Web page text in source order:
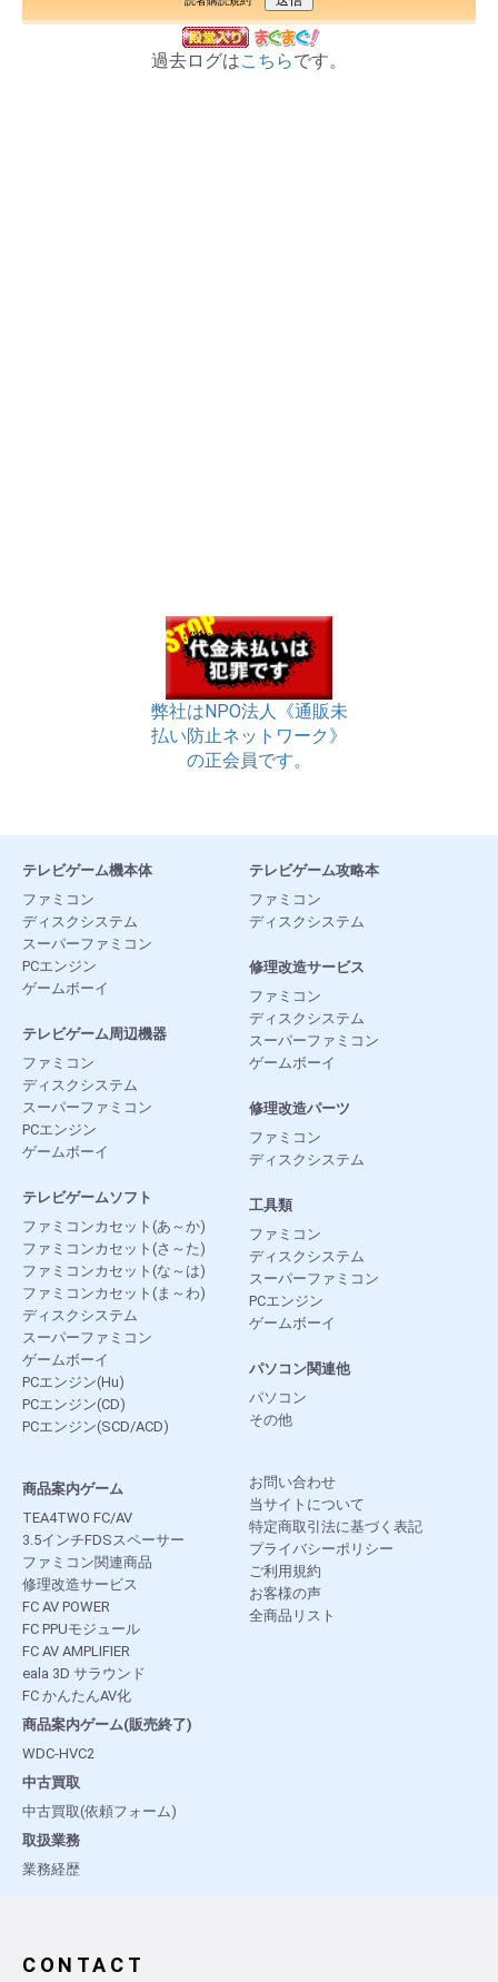
過去ログはこちらです。
弊社はNPO法人《通販未
払い防止ネットワーク》
の正会員です。
テレビゲーム機本体
ファミコン
ディスクシステム
スーパーファミコン
PCエンジン
ゲームボーイ
テレビゲーム周辺機器
ファミコン
ディスクシステム
スーパーファミコン
PCエンジン
ゲームボーイ
テレビゲームソフト
ファミコンカセット(あ～か)
ファミコンカセット(さ～た)
ファミコンカセット(な～は)
ファミコンカセット(ま～わ)
ディスクシステム
スーパーファミコン
ゲームボーイ
PCエンジン(Hu)
PCエンジン(CD)
PCエンジン(SCD/ACD)
テレビゲーム攻略本
ファミコン
ディスクシステム
修理改造サービス
ファミコン
ディスクシステム
スーパーファミコン
ゲームボーイ
修理改造パーツ
ファミコン
ディスクシステム
工具類
ファミコン
ディスクシステム
スーパーファミコン
PCエンジン
ゲームボーイ
パソコン関連他
パソコン
その他
商品案内ゲーム
TEA4TWO FC/AV
3.5インチFDSスペーサー
ファミコン関連商品
修理改造サービス
FC AV POWER
FC PPUモジュール
FC AV AMPLIFIER
eala 3D サラウンド
FC かんたんAV化
商品案内ゲーム(販売終了)
WDC-HVC2
中古買取
中古買取(依頼フォーム)
取扱業務
業務経歴
お問い合わせ
当サイトについて
特定商取引法に基づく表記
プライバシーポリシー
ご利用規約
お客様の声
全商品リスト
CONTACT